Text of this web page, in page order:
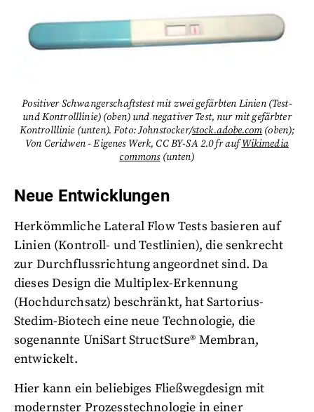
Positiver Schwangerschaftstest mit zwei gefärbten Linien (Test-
und Kontrolllinie) (oben) und negativer Test, nur mit gefärbter
Kontrolllinie (unten). Foto: Johnstocker/stock.adobe.com (oben);
Von Ceridwen - Eigenes Werk, CC BY-SA 2.0 fr aufWikimedia
commons(unten)
Neue Entwicklungen
Herkömmliche Lateral Flow Tests basieren auf
Linien (Kontroll- und Testlinien), die senkrecht
zur Durchflussrichtung angeordnet sind. Da
dieses Design die Multiplex-Erkennung
(Hochdurchsatz) beschränkt, hat Sartorius-
Stedim-Biotech eine neue Technologie, die
sogenannte UniSart StructSure® Membran,
entwickelt.
Hier kann ein beliebiges Fließwegdesign mit
modernster Prozesstechnologie in einer